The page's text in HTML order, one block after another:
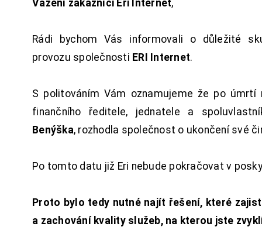
Vážení zákazníci Eri Internet,
Rádi bychom Vás informovali o důležité
provozu společnosti ERI Internet.
S politováním Vám oznamujeme že po úmrtí
finančního ředitele, jednatele a
Benýška, rozhodla společnost o ukončení své
Po tomto datu již Eri nebude pokračovat v
Proto bylo tedy nutné najít řešení, které
a zachování kvality služeb, na kterou jste